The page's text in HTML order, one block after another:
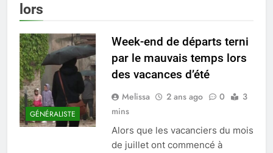
lors
GÉNÉRALISTE
Week-end de départs terni
par le mauvais temps lors
des vacances d’été
Melissa 2 ans ago 0
3
mins
Alors que les vacanciers du mois
de juillet ont commencé à